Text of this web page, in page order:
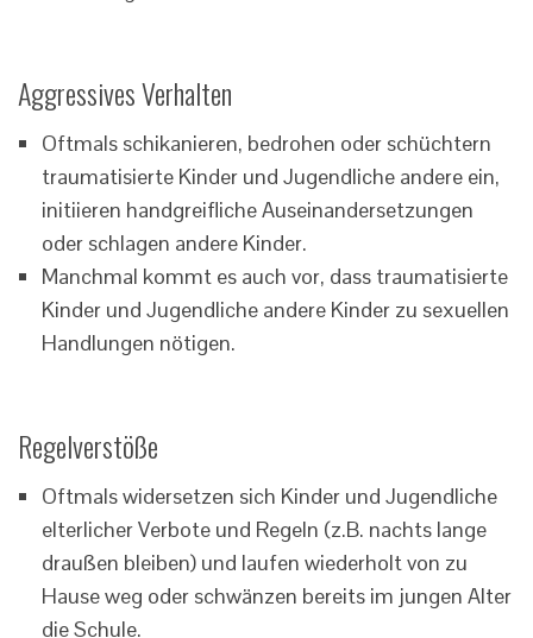
Aggressives Verhalten
Oftmals schikanieren, bedrohen oder schüchtern
traumatisierte Kinder und Jugendliche andere ein,
initiieren handgreifliche Auseinandersetzungen
oder schlagen andere Kinder.
Manchmal kommt es auch vor, dass traumatisierte
Kinder und Jugendliche andere Kinder zu sexuellen
Handlungen nötigen.
Regelverstöße
Oftmals widersetzen sich Kinder und Jugendliche
elterlicher Verbote und Regeln (z.B. nachts lange
draußen bleiben) und laufen wiederholt von zu
Hause weg oder schwänzen bereits im jungen Alter
die Schule.